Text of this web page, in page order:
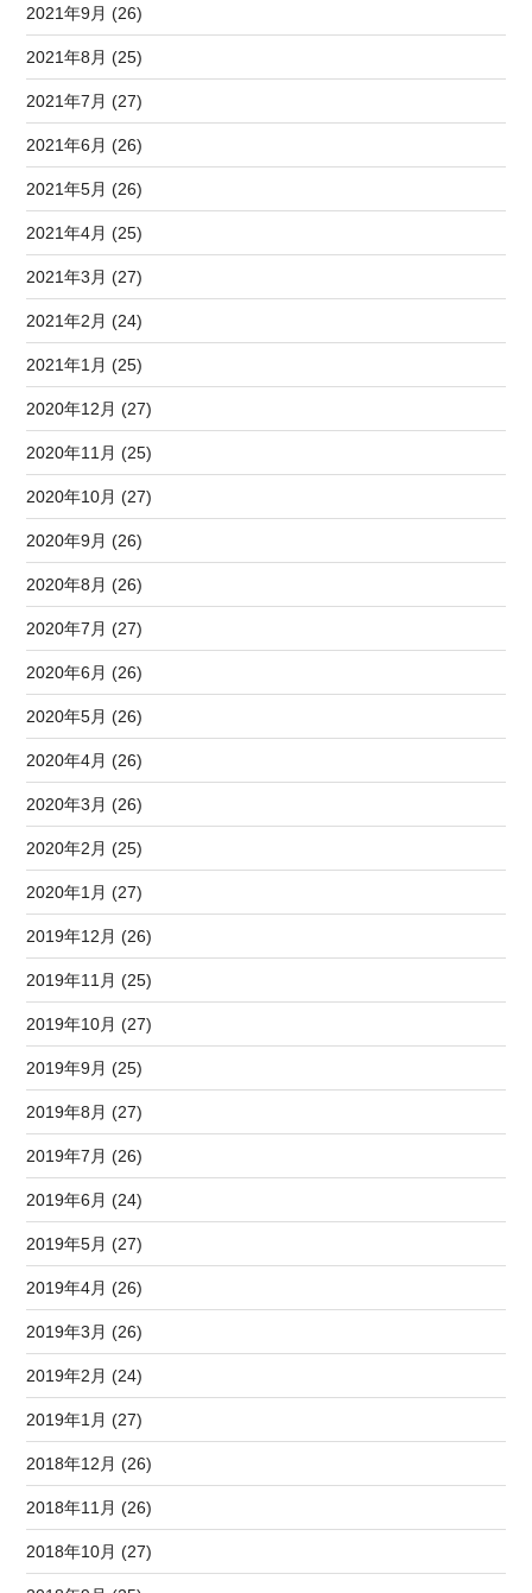
2021年9月 (26)
2021年8月 (25)
2021年7月 (27)
2021年6月 (26)
2021年5月 (26)
2021年4月 (25)
2021年3月 (27)
2021年2月 (24)
2021年1月 (25)
2020年12月 (27)
2020年11月 (25)
2020年10月 (27)
2020年9月 (26)
2020年8月 (26)
2020年7月 (27)
2020年6月 (26)
2020年5月 (26)
2020年4月 (26)
2020年3月 (26)
2020年2月 (25)
2020年1月 (27)
2019年12月 (26)
2019年11月 (25)
2019年10月 (27)
2019年9月 (25)
2019年8月 (27)
2019年7月 (26)
2019年6月 (24)
2019年5月 (27)
2019年4月 (26)
2019年3月 (26)
2019年2月 (24)
2019年1月 (27)
2018年12月 (26)
2018年11月 (26)
2018年10月 (27)